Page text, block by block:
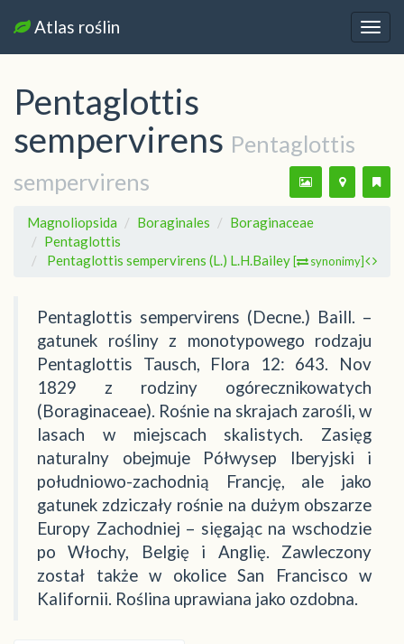
Atlas roślin
Pentaglottis
sempervirens Pentaglottis
sempervirens
Magnoliopsida Boraginales
Boraginaceae
Pentaglottis
Pentaglottis sempervirens (L.) L.H.Bailey[ synonimy]
Pentaglottis sempervirens (Decne.) Baill. –
gatunek rośliny z monotypowego rodzaju
Pentaglottis Tausch, Flora 12: 643. Nov
1829 z rodziny ogórecznikowatych
(Boraginaceae). Rośnie na skrajach zarośli, w
lasach w miejscach skalistych. Zasięg
naturalny obejmuje Półwysep Iberyjski i
południowo-zachodnią Francję, ale jako
gatunek zdziczały rośnie na dużym obszarze
Europy Zachodniej – sięgając na wschodzie
po Włochy, Belgię i Anglię. Zawleczony
został także w okolice San Francisco w
Kalifornii. Roślina uprawiana jako ozdobna.